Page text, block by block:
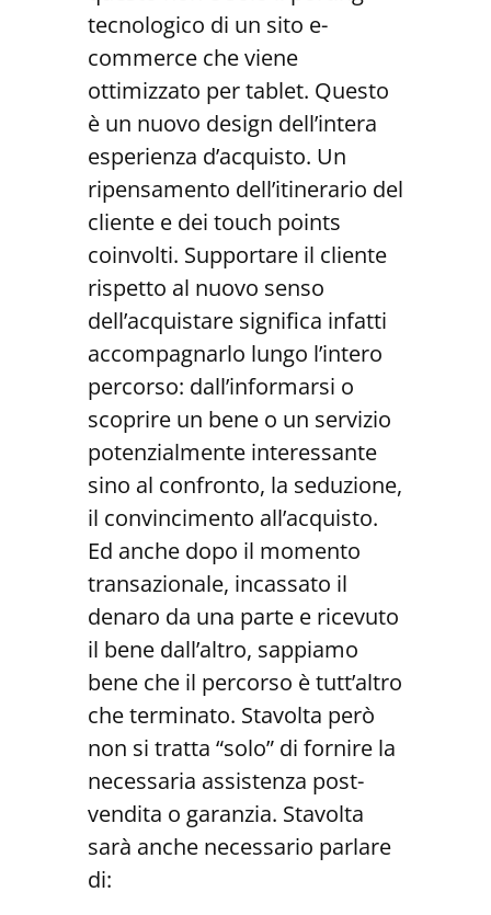
tecnologico di un sito e-
commerce che viene
ottimizzato per tablet. Questo
è un nuovo design dell’intera
esperienza d’acquisto. Un
ripensamento dell’itinerario del
cliente e dei touch points
coinvolti. Supportare il cliente
rispetto al nuovo senso
dell’acquistare significa infatti
accompagnarlo lungo l’intero
percorso: dall’informarsi o
scoprire un bene o un servizio
potenzialmente interessante
sino al confronto, la seduzione,
il convincimento all’acquisto.
Ed anche dopo il momento
transazionale, incassato il
denaro da una parte e ricevuto
il bene dall’altro, sappiamo
bene che il percorso è tutt’altro
che terminato. Stavolta però
non si tratta “solo” di fornire la
necessaria assistenza post-
vendita o garanzia. Stavolta
sarà anche necessario parlare
di: